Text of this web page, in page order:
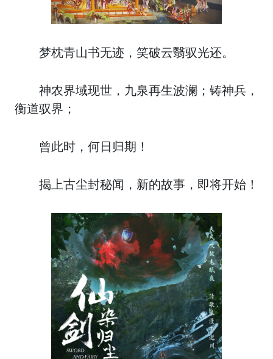
梦枕青山书无迹，笑破云翳驭光还。
神农界域现世，九泉再生波澜；铸神兵，
衡道驭界；
曾此时，何日归期！
揭上古尘封秘闻，新的故事，即将开始！